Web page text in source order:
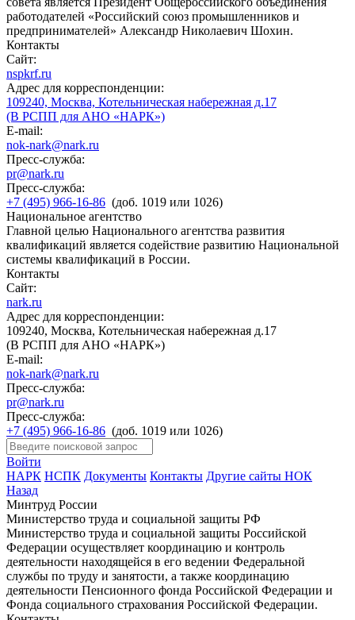
работодателей «Российский союз промышленников и
предпринимателей» Александр Николаевич Шохин.
Контакты
Сайт:
nspkrf.ru
Адрес для корреспонденции:
109240, Москва, Котельническая набережная д.17
(В РСПП для АНО «НАРК»)
E-mail:
nok-nark@nark.ru
Пресс-служба:
pr@nark.ru
Пресс-служба:
+7 (495) 966-16-86 (доб. 1019 или 1026)
Национальное агентство
Главной целью Национального агентства развития
квалификаций является содействие развитию Национальной
системы квалификаций в России.
Контакты
Сайт:
nark.ru
Адрес для корреспонденции:
109240, Москва, Котельническая набережная д.17
(В РСПП для АНО «НАРК»)
E-mail:
nok-nark@nark.ru
Пресс-служба:
pr@nark.ru
Пресс-служба:
+7 (495) 966-16-86 (доб. 1019 или 1026)
Войти
НАРК НСПК Документы Контакты Другие сайты НОК
Назад
Минтруд России
Министерство труда и социальной защиты РФ
Министерство труда и социальной защиты Российской
Федерации осуществляет координацию и контроль
деятельности находящейся в его ведении Федеральной
службы по труду и занятости, а также координацию
деятельности Пенсионного фонда Российской Федерации и
Фонда социального страхования Российской Федерации.